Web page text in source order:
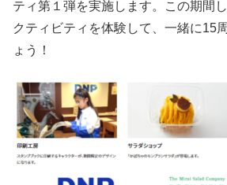
ティ第１弾を実施します。この期間
クティビティを体験して、一緒に15
ょう！